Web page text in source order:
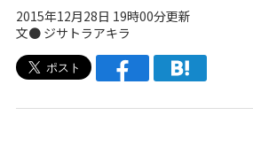
2015年12月28日 19時00分更新
文● ジサトラアキラ